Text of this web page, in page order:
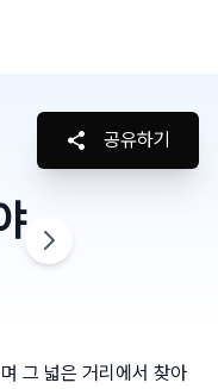
공유하기
그 넓은 거리에서 찾아